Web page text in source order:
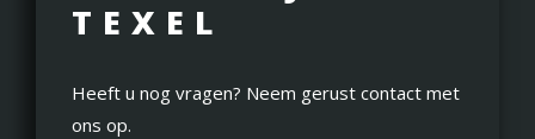
TEXEL
Heeft u nog vragen? Neem gerust contact met
ons op.